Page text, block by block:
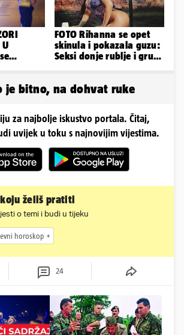
U
FOTO Rihanna se opet
skinula i pokazala guzu:
Seksi donje rublje i grudi
je bitno, na dohvat ruke
za najbolje iskustvo portala. Čitaj,
uvijek u toku s najnovijim vijestima.
želiš pratiti
o temi i budi u tijeku
horoskop
24